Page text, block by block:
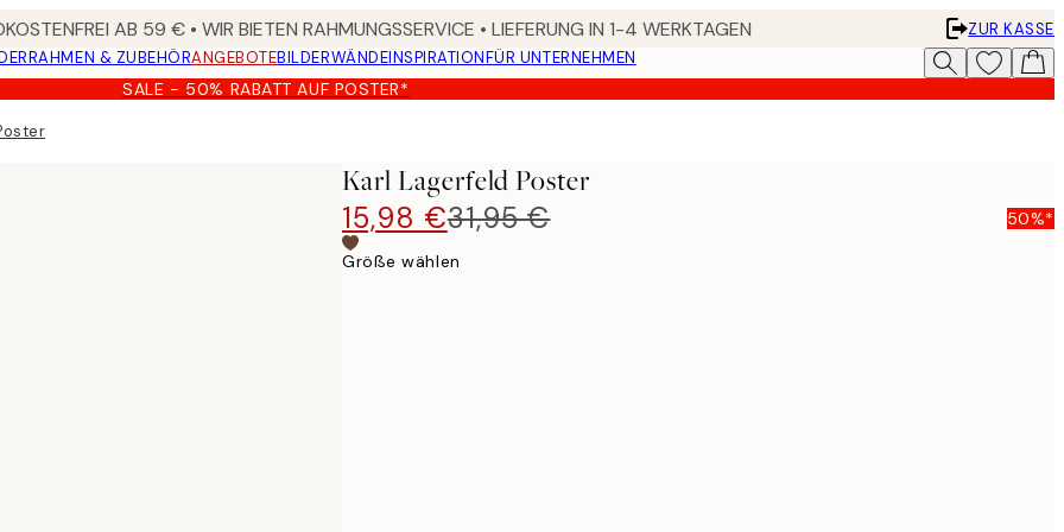
AB 59 € • WIR BIETEN RAHMUNGSSERVICE • LIEFERUNG IN 1-4 WERKTAGEN
ZUR KASSE
RAHMEN & ZUBEHÖRANGEBOTEBILDERWÄNDEINSPIRATIONFÜR UNTERNEHMEN
SALE - 50% RABATT AUF POSTER*
Karl Lagerfeld Poster
15,98 €31,95 € 50%*
Größe wählen